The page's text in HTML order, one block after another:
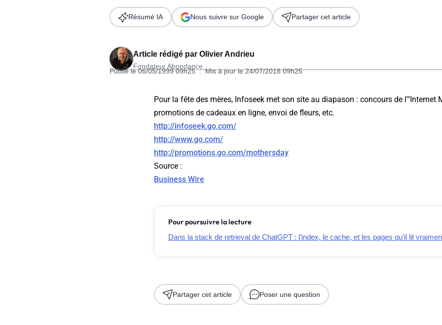
Télécharger l'Ebook
Formation SEO & GEO - Edition 2026
Article rédigé par Olivier Andrieu
Fondateur Abondance
Publié le 06/05/1999 09h25 | Mis à jour le 24/07/2018 09h25
Résumé IA Nous suivre sur Google Partager cet article
Pour la fête des mères, Infoseek met son site au diapason : concours de l'"Internet
promotions de cadeaux en ligne, envoi de fleurs, etc.
http://infoseek.go.com/
http://www.go.com/
http://promotions.go.com/mothersday
Source :
Business Wire
Pour poursuivre la lecture
Dans la stack de retrieval de ChatGPT : l’index, le cache, et les pages qu’il lit
Partager cet article Poser une question